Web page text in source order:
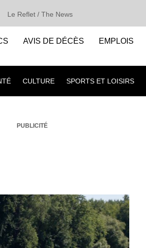
Le Reflet / The News
AVIS DE DÉCÈS EMPLOIS
CULTURE SPORTS ET LOISIRS
PUBLICITÉ